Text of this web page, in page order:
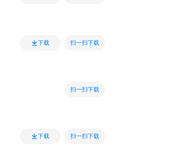
下载 扫一扫下载
扫一扫下载
下载 扫一扫下载